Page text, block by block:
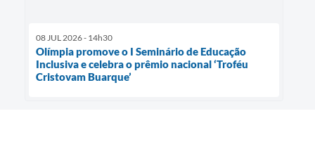
08 JUL 2026 - 14h30
Olímpia promove o I Seminário de Educação
Inclusiva e celebra o prêmio nacional ‘Troféu
Cristovam Buarque’